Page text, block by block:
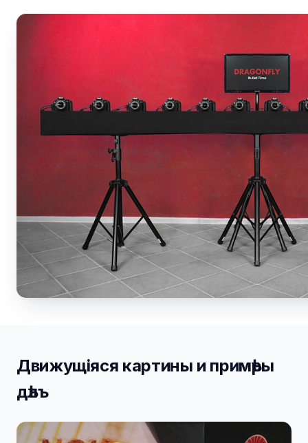
Движущiяся картины и примѣры
дѣлъ